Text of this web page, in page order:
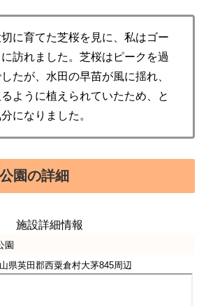
に育てた芝桜を見に、私はゴー
訪れました。芝桜はピークを過
たが、水田の早苗が風に揺れ、
ように植えられていたため、と
になりました。
園の詳細
施設詳細情報
園
県英田郡西粟倉村大茅845周辺